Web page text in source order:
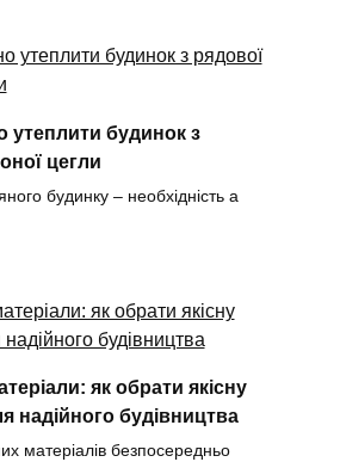
утеплити будинок з
цегли
будинку – необхідність а
як обрати якісну
надійного будівництва
матеріалів безпосередньо